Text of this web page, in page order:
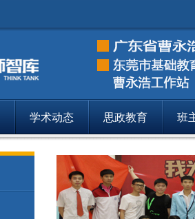
学术动态 思政教育 班
160 浩歌中华